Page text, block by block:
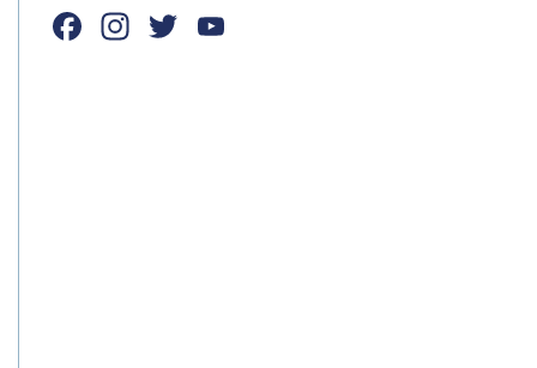
Facebook
Instagram
Twitter